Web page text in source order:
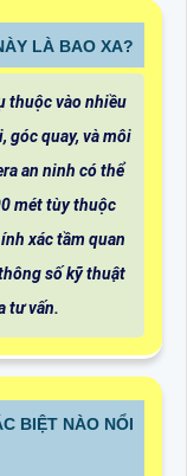
LÀ BAO XA?
thuộc vào nhiều
góc quay, và môi
an ninh có thể
mét tùy thuộc
xác tầm quan
số kỹ thuật
tư vấn.
BIỆT NÀO NỔI